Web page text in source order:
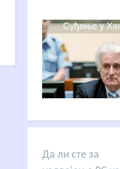
Да ли сте за